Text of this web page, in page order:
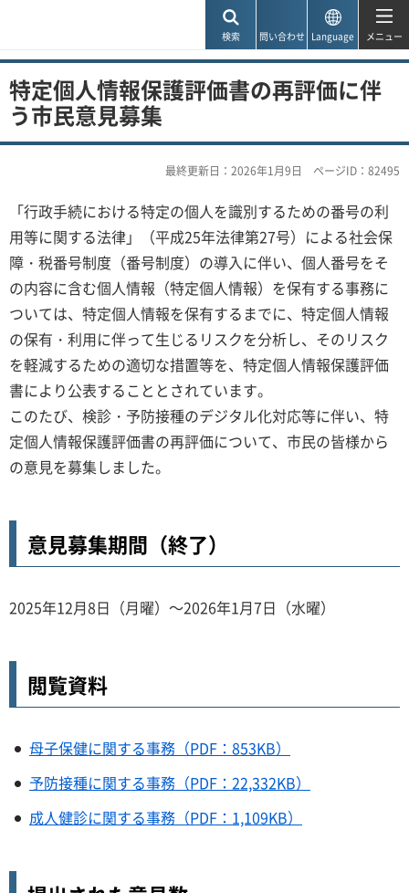
検索 問い合わせ Language メニュー
特定個人情報保護評価書の再評価に伴
う市民意見募集
最終更新日：2026年1月9日 ページID：82495
「行政手続における特定の個人を識別するための番号の利
用等に関する法律」（平成25年法律第27号）による社会保
障・税番号制度（番号制度）の導入に伴い、個人番号をそ
の内容に含む個人情報（特定個人情報）を保有する事務に
ついては、特定個人情報を保有するまでに、特定個人情報
の保有・利用に伴って生じるリスクを分析し、そのリスク
を軽減するための適切な措置等を、特定個人情報保護評価
書により公表することとされています。
このたび、検診・予防接種のデジタル化対応等に伴い、特
定個人情報保護評価書の再評価について、市民の皆様から
の意見を募集しました。
意見募集期間（終了）
2025年12月8日（月曜）～2026年1月7日（水曜）
閲覧資料
母子保健に関する事務（PDF：853KB）
予防接種に関する事務（PDF：22,332KB）
成人健診に関する事務（PDF：1,109KB）